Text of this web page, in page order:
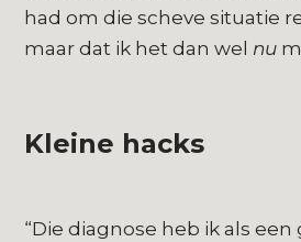
had om die scheve situatie
maar dat ik het dan wel nu
Kleine hacks
“Die diagnose heb ik als